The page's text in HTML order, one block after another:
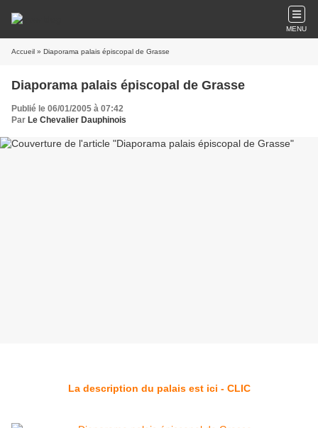
MENU
Accueil » Diaporama palais épiscopal de Grasse
Diaporama palais épiscopal de Grasse
Publié le 06/01/2005 à 07:42
Par Le Chevalier Dauphinois
La description du palais est ici - CLIC